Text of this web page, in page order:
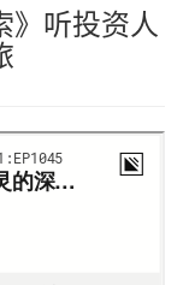
》听投资人